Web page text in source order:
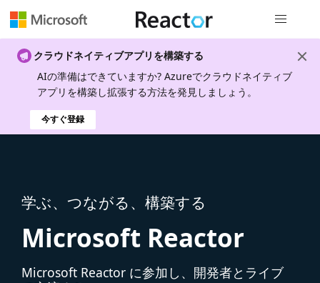
クラウドネイティブアプリを構築する
AIの準備はできていますか? Azureでクラウドネイティブ
アプリを構築し拡張する方法を発見しましょう。
今すぐ登録
学ぶ、つながる、構築する
Microsoft Reactor
Microsoft Reactor に参加し、開発者とライブ